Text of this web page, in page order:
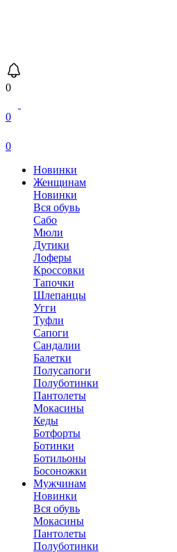
0
0
0
Новинки
Женщинам
Новинки
Вся обувь
Сабо
Мюли
Дутики
Лоферы
Кроссовки
Тапочки
Шлепанцы
Угги
Туфли
Сапоги
Сандалии
Балетки
Полусапоги
Полуботинки
Пантолеты
Мокасины
Кеды
Ботфорты
Ботинки
Ботильоны
Босоножки
Мужчинам
Новинки
Вся обувь
Мокасины
Пантолеты
Полуботинки